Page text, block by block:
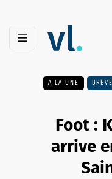
A LA UNE
Foot :
arrive